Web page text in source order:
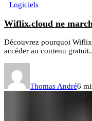
Logiciels
Wiflix.cloud ne
Découvrez pourquoi
accéder au contenu
Thomas André6